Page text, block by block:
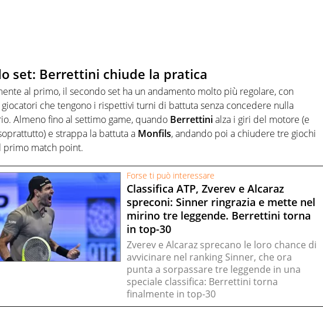
set: Berrettini chiude la pratica
al primo, il secondo set ha un andamento molto più regolare, con
che tengono i rispettivi turni di battuta senza concedere nulla
Almeno fino al settimo game, quando Berrettinialza i giri del motore (e
e strappa la battuta a Monfils, andando poi a chiudere tre giochi
primo match point.
Forse ti può interessare
Classifica ATP, Zverev e Alcaraz
spreconi: Sinner ringrazia e mette nel
mirino tre leggende. Berrettini torna
in top-30
Zverev e Alcaraz sprecano le loro chance di
avvicinare nel ranking Sinner, che ora
punta a sorpassare tre leggende in una
speciale classifica: Berrettini torna
finalmente in top-30